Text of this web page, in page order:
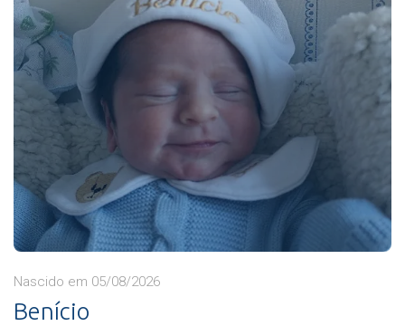
Nascido em 05/08/2026
Benício